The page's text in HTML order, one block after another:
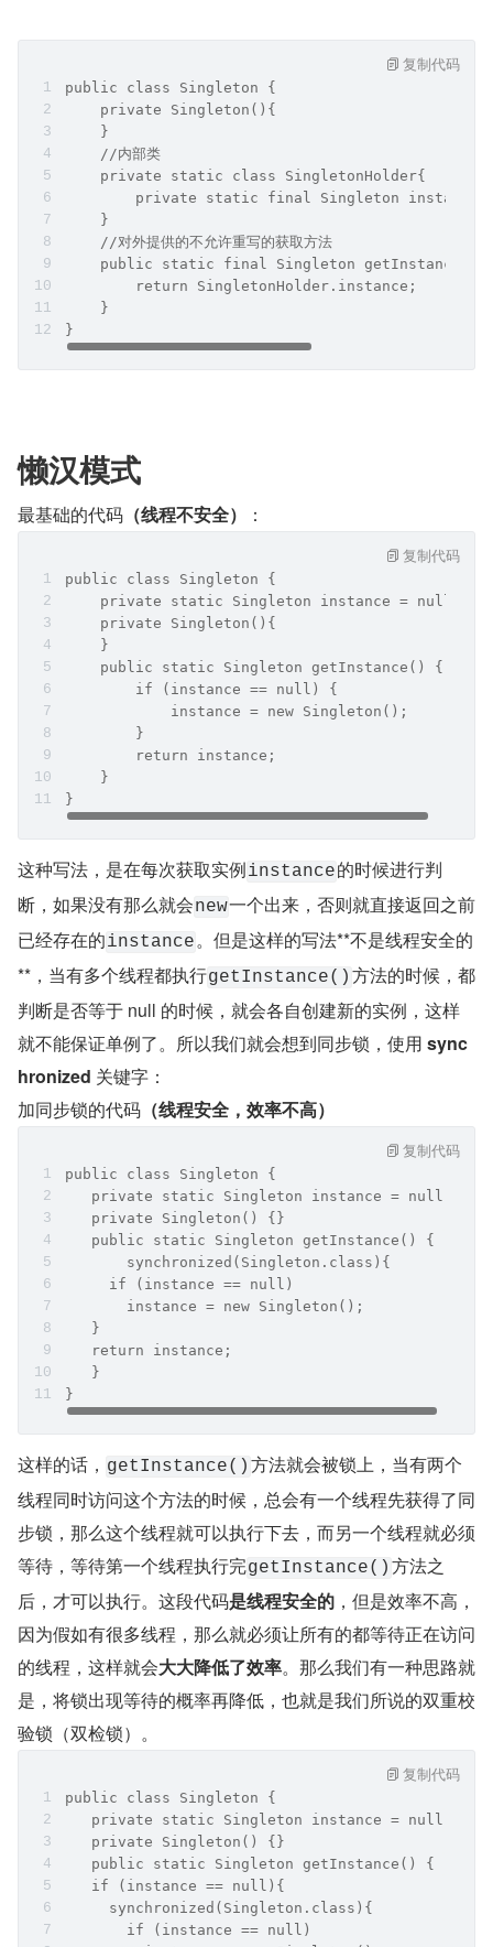
public class Singleton {
    private Singleton(){
    }
    //内部类
    private static class SingletonHolder{
private static final Singleton instance
    }
    //对外提供的不允许重写的获取方法
    public static final Singleton getInstance(){
        return SingletonHolder.instance;
    }
}
复制代码
懒汉模式
最基础的代码 （线程不安全） ：
public class Singleton {
    private static Singleton instance = null;
    private Singleton(){
    }
    public static Singleton getInstance() {
        if (instance == null) {
            instance = new Singleton();
        }
        return instance;
    }
}
复制代码
这种写法，是在每次获取实例instance的时候进行判
断，如果没有那么就会new一个出来，否则就直接返回之前
已经存在的instance。但是这样的写法**不是线程安全的
**，当有多个线程都执行getInstance() 方法的时候，都
判断是否等于 null 的时候，就会各自创建新的实例，这样
就不能保证单例了。所以我们就会想到同步锁，使用 sync
hronized 关键字：
加同步锁的代码 （线程安全，效率不高）
public class Singleton {
   private static Singleton instance = null;
   private Singleton() {}
   public static Singleton getInstance() {
       synchronized(Singleton.class){
     if (instance == null)
       instance = new Singleton();
   }
   return instance;
   }
}
复制代码
这样的话， getInstance() 方法就会被锁上，当有两个
线程同时访问这个方法的时候，总会有一个线程先获得了同
步锁，那么这个线程就可以执行下去，而另一个线程就必须
等待，等待第一个线程执行完getInstance() 方法之
后，才可以执行。这段代码是线程安全的 ，但是效率不高，
因为假如有很多线程，那么就必须让所有的都等待正在访问
的线程，这样就会大大降低了效率。那么我们有一种思路就
是，将锁出现等待的概率再降低，也就是我们所说的双重校
验锁（双检锁）。
public class Singleton {
   private static Singleton instance = null;
   private Singleton() {}
   public static Singleton getInstance() {
   if (instance == null){
     synchronized(Singleton.class){
       if (instance == null)
复制代码